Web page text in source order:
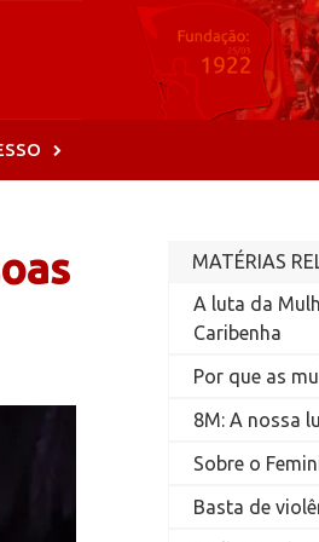
MATÉRIAS
A luta da
Caribenha
Por que as
8M: A nossa
Sobre o
Basta de